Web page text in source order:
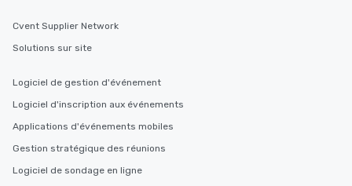
Cvent Supplier Network
Solutions sur site
Logiciel de gestion d'événement
Logiciel d'inscription aux événements
Applications d'événements mobiles
Gestion stratégique des réunions
Logiciel de sondage en ligne